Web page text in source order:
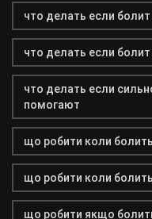
что делать если болит
что делать если
что делать если
помогают
що робити коли
що робити коли
що робити якщо